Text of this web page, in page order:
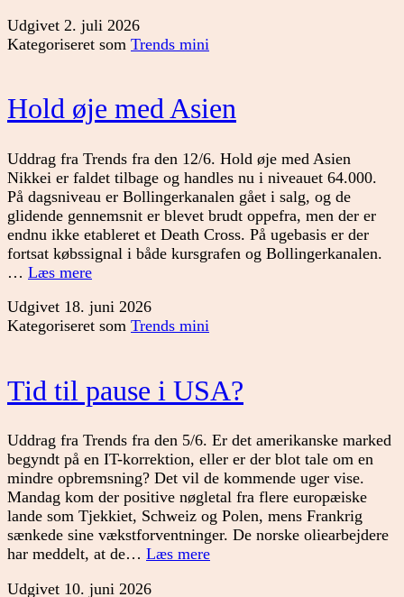
Udgivet 2. juli 2026
Kategoriseret som Trends mini
Hold øje med Asien
Uddrag fra Trends fra den 12/6. Hold øje med Asien
Nikkei er faldet tilbage og handles nu i niveauet 64.000.
På dagsniveau er Bollingerkanalen gået i salg, og de
glidende gennemsnit er blevet brudt oppefra, men der er
endnu ikke etableret et Death Cross. På ugebasis er der
fortsat købssignal i både kursgrafen og Bollingerkanalen.
… Læs mereHold
med
Asien
Udgivet 18. juni 2026
Kategoriseret som Trends mini
Tid til pause i USA?
Uddrag fra Trends fra den 5/6. Er det amerikanske marked
begyndt på en IT-korrektion, eller er der blot tale om en
mindre opbremsning? Det vil de kommende uger vise.
Mandag kom der positive nøgletal fra flere europæiske
lande som Tjekkiet, Schweiz og Polen, mens Frankrig
sænkede sine vækstforventninger. De norske oliearbejdere
har meddelt, at de… Læs mereTid
Udgivet 10. juni 2026